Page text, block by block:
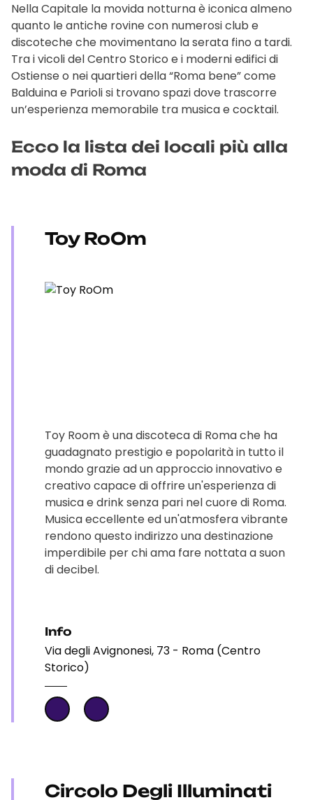
Nella Capitale la movida notturna è iconica almeno
quanto le antiche rovine con numerosi club e
discoteche che movimentano la serata fino a tardi.
Tra i vicoli del Centro Storico e i moderni edifici di
Ostiense o nei quartieri della “Roma bene” come
Balduina e Parioli si trovano spazi dove trascorre
un’esperienza memorabile tra musica e cocktail.
Ecco la lista dei locali più alla
moda di Roma
Toy RoOm
Toy Room è una discoteca di Roma che ha
guadagnato prestigio e popolarità in tutto il
mondo grazie ad un approccio innovativo e
creativo capace di offrire un'esperienza di
musica e drink senza pari nel cuore di Roma.
Musica eccellente ed un'atmosfera vibrante
rendono questo indirizzo una destinazione
imperdibile per chi ama fare nottata a suon
di decibel.
Info
Via degli Avignonesi, 73 - Roma (Centro
Storico)
Circolo Degli Illuminati